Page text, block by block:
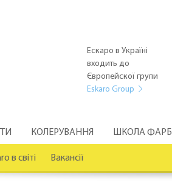
Ескаро в Україні
входить до
Європейскої групи
Eskaro Group
КОЛЕРУВАННЯ ШКОЛА ФАРБ
в світі Вакансії